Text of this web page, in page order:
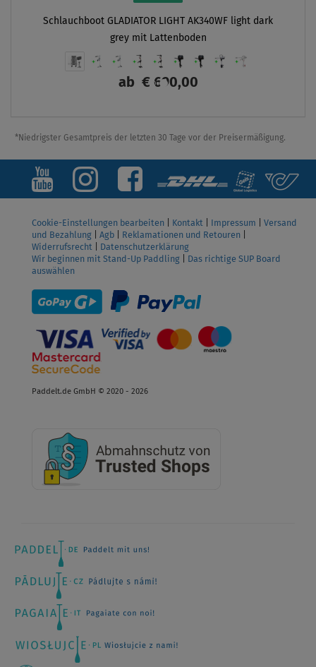
Schlauchboot GLADIATOR LIGHT AK340WF light dark
grey mit Lattenboden
ab € 690,00
*Niedrigster Gesamtpreis der letzten 30 Tage vor der Preisermäßigung.
Cookie-Einstellungen bearbeiten Kontakt Impressum
Versand
und Bezahlung
Agb Reklamationen und Retouren
Widerrufsrecht
Datenschutzerklärung
Wir beginnen mit Stand-Up Paddling
Das richtige SUP Board
auswählen
Paddelt.de GmbH © 2020 - 2026